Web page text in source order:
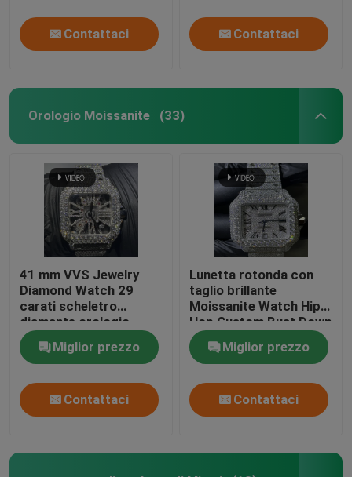
Contattaci Contattaci
Orologio Moissanite (33)
41 mm VVS Jewelry
Diamond Watch 29
carati scheletro
diamante orologio
Miglior prezzo
Contattaci
Lunetta rotonda con
taglio brillante
Moissanite Watch Hip
Hop Custom Bust Down
Watch
Miglior prezzo
Contattaci